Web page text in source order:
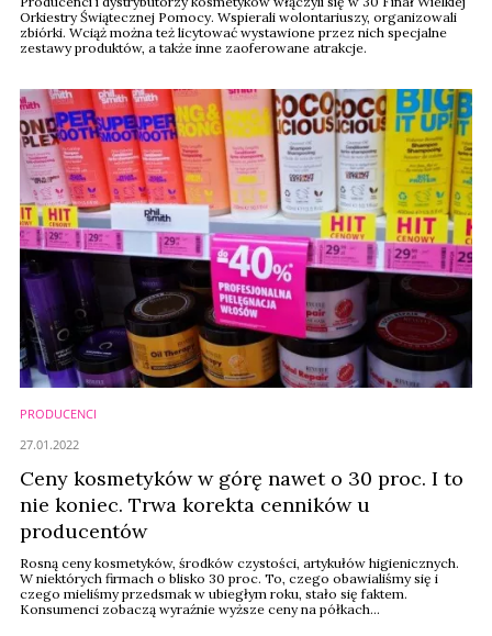
Orkiestry Świątecznej Pomocy. Wspierali wolontariuszy, organizowali
zbiórki. Wciąż można też licytować wystawione przez nich specjalne
zestawy produktów, a także inne zaoferowane atrakcje.
PRODUCENCI
Ceny kosmetyków w górę nawet o 30 proc. I to
nie koniec. Trwa korekta cenników u
producentów
Rosną ceny kosmetyków, środków czystości, artykułów higienicznych.
W niektórych firmach o blisko 30 proc. To, czego obawialiśmy się i
czego mieliśmy przedsmak w ubiegłym roku, stało się faktem.
Konsumenci zobaczą wyraźnie wyższe ceny na półkach
27.01.2022